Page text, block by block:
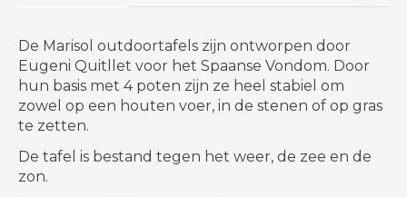
De Marisol outdoortafels zijn ontworpen door
Eugeni Quitllet voor het Spaanse Vondom. Door
hun basis met 4 poten zijn ze heel stabiel om
zowel op een houten voer, in de stenen of op gras
te zetten.
De tafel is bestand tegen het weer, de zee en de
zon.